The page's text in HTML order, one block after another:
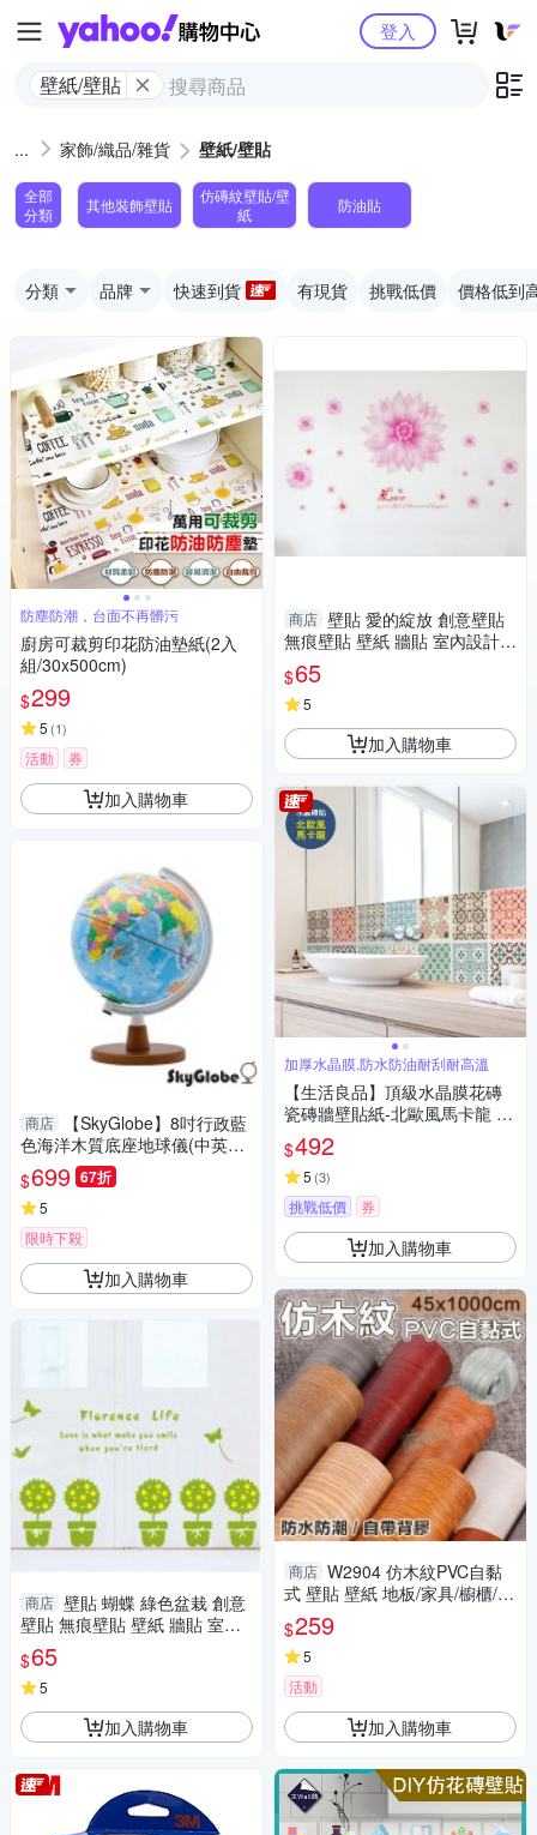
Yahoo購物中心
壁紙/壁貼
登入
家飾/織品/雜貨 壁紙/壁貼
全部
分類
其他裝飾壁貼
仿磚紋壁貼/壁
紙
防油貼
分類 品牌 快速到貨 有現貨 挑戰低價 價格低到
防塵防潮，台面不再髒污
廚房可裁剪印花防油墊紙(2入
組/30x500cm)
$299
5 (1)
活動 券
加入購物車
商店
【SkyGlobe】8吋行政藍
色海洋木質底座地球儀(中英文
對照)
$699 67折
5
限時下殺
加入購物車
商店 壁貼 蝴蝶 綠色盆栽 創意
壁貼 無痕壁貼 壁紙 牆貼 室內
設計 裝潢 Loxin
$65
5
加入購物車
商店 壁貼 愛的綻放 創意壁貼
無痕壁貼 壁紙 牆貼 室內設計
裝潢 Loxin
$65
5
加入購物車
加厚水晶膜,防水防油耐刮耐高溫
【生活良品】頂級水晶膜花磚
瓷磚牆壁貼紙-北歐風馬卡龍 20
x20cm 每套10片
$492
5 (3)
挑戰低價 券
加入購物車
商店 W2904 仿木紋PVC自黏
式 壁貼 壁紙 地板/家具/櫥櫃/
地板貼紙 防水材質 (1捲=45x10
00公分)
$259
5
活動
加入購物車